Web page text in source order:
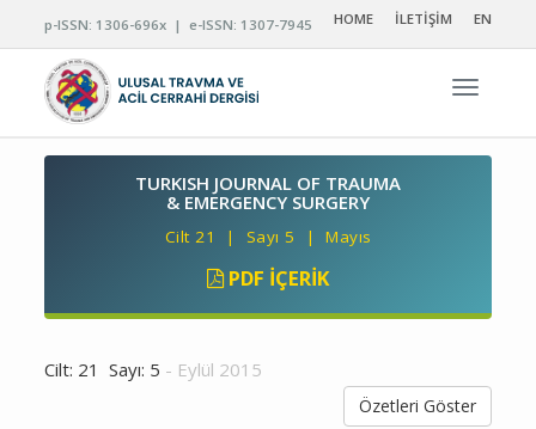
p-ISSN: 1306-696x | e-ISSN: 1307-7945 HOME İLETİŞİM EN
TURKISH JOURNAL OF TRAUMA
& EMERGENCY SURGERY
Cilt 21 | Sayı 5 | Mayıs
PDF İÇERIK
Cilt: 21 Sayı: 5 - Eylül 2015
Özetleri Göster